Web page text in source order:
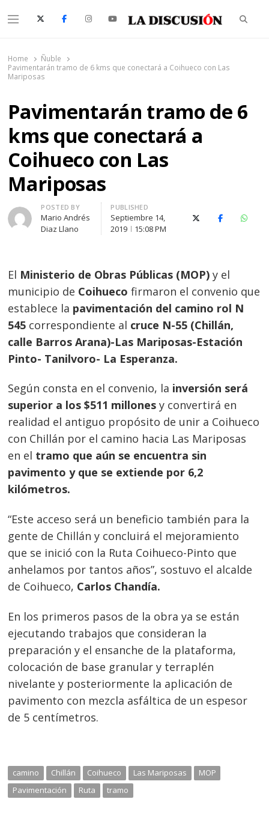
Menu
Home
Ñuble
Pavimentarán tramo de 6 kms que conectará a Coihueco con Las
Mariposas
Pavimentarán tramo de 6
kms que conectará a
Coihueco con Las
Mariposas
Author
POSTED BY
Mario Andrés
Diaz Llano
PUBLISHED
Septiembre 14,
2019
15:08 PM
X (Twitter)Facebook
El Ministerio de Obras Públicas (MOP) y el
municipio de Coihueco firmaron el convenio que
establece la pavimentación del camino rol N
545 correspondiente al cruce N-55 (Chillán,
calle Barros Arana)-Las Mariposas-Estación
Pinto- Tanilvoro- La Esperanza.
Según consta en el convenio, la inversión será
superior a los $511 millones y convertirá en
realidad el antiguo propósito de unir a Coihueco
con Chillán por el camino hacia Las Mariposas
en el tramo que aún se encuentra sin
pavimento y que se extiende por 6,2
kilómetros.
“Este acceso será un beneficio también para la
gente de Chillán y concluirá el mejoramiento
que se inició con la Ruta Coihueco-Pinto que
anhelamos por tantos años”, sostuvo el alcalde
de Coihueco, Carlos Chandía.
En los primeros pasos de la obra ya se están
ejecutando trabajos que consideran la
preparación y el ensanche de la plataforma,
colocación de base granular y terraplén
nivelante y posteriormente la aplicación de
pavimento con mezcla asfáltica de un espesor
de 5 centímetros.
camino Chillán Coihueco Las Mariposas
MOP
Pavimentación
Ruta tramo
Navegación